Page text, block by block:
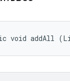
void addAll